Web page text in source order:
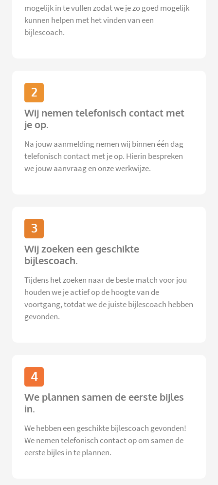
mogelijk in te vullen zodat we je zo goed mogelijk
kunnen helpen met het vinden van een
bijlescoach.
2
Wij nemen telefonisch contact met
je op.
Na jouw aanmelding nemen wij binnen één dag
telefonisch contact met je op. Hierin bespreken
we jouw aanvraag en onze werkwijze.
3
Wij zoeken een geschikte
bijlescoach.
Tijdens het zoeken naar de beste match voor jou
houden we je actief op de hoogte van de
voortgang, totdat we de juiste bijlescoach hebben
gevonden.
4
We plannen samen de eerste bijles
in.
We hebben een geschikte bijlescoach gevonden!
We nemen telefonisch contact op om samen de
eerste bijles in te plannen.